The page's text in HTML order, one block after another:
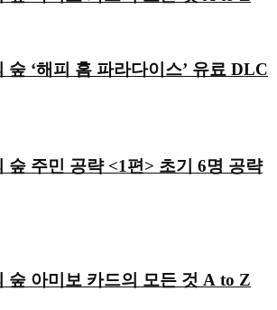
숲 ‘해피 홈 파라다이스’ 유료 DLC
숲 주민 공략 <1편> 초기 6명 공략
숲 아미보 카드의 모든 것 A to Z